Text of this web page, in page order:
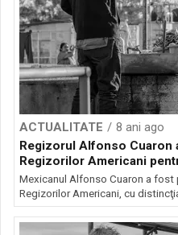
ACTUALITATE
8 ani ago
Regizorul Alfonso Cuaron
Regizorilor Americani
Mexicanul Alfonso Cuaron a fost
Regizorilor Americani, cu